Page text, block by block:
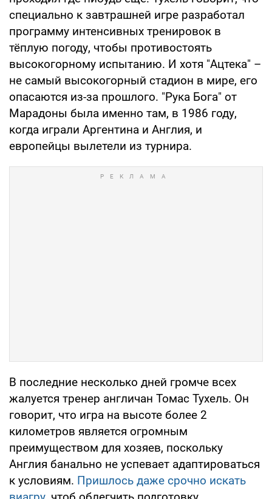
специально к завтрашней игре разработал
программу интенсивных тренировок в
тёплую погоду, чтобы противостоять
высокогорному испытанию. И хотя "Ацтека" –
не самый высокогорный стадион в мире, его
опасаются из-за прошлого. "Рука Бога" от
Марадоны была именно там, в 1986 году,
когда играли Аргентина и Англия, и
европейцы вылетели из турнира.
В последние несколько дней громче всех
жалуется тренер англичан Томас Тухель. Он
говорит, что игра на высоте более 2
километров является огромным
преимуществом для хозяев, поскольку
Англия банально не успевает адаптироваться
к условиям. Пришлось даже срочно искать